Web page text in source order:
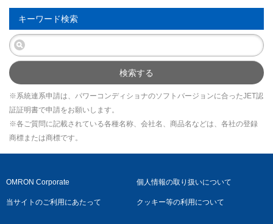
キーワード検索
検索する
※系統連系申請は、パワーコンディショナのソフトバージョンに合ったJET認
証証明書で申請をお願いします。
※各ご質問に記載されている各種名称、会社名、商品名などは、各社の登録
商標または商標です。
OMRON Corporate 個人情報の取り扱いについて
当サイトのご利用にあたって クッキー等の利用について